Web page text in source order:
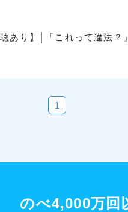
あり】│「これって違法
1
のべ4,000万回